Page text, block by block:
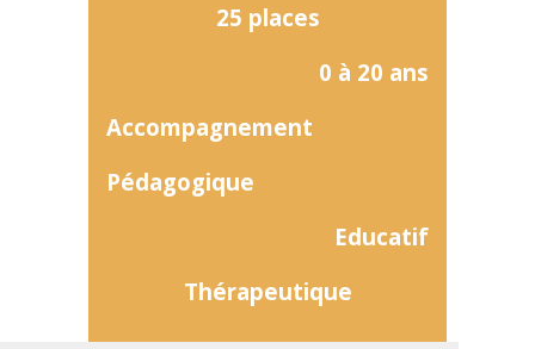
25 places
0 à 20 ans
Accompagnement
Pédagogique
Educatif
Thérapeutique